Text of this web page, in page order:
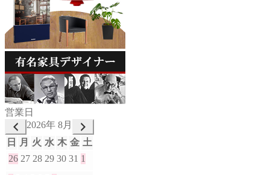
営業日
2026年 8月
日
月 火 水 木 金 土
26 27 28 29 30 31 1